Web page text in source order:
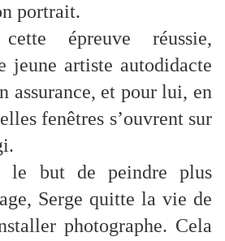
portrait.
épreuve réussie,
jeune artiste autodidacte
assurance, et pour lui, en
fenêtres s’ouvrent sur
le but de peindre plus
Serge quitte la vie de
photographe. Cela